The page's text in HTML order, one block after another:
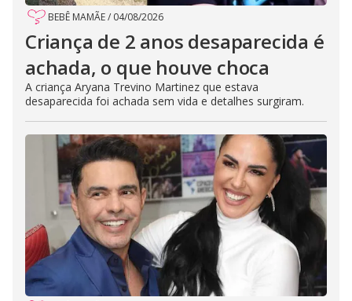
BEBÊ MAMÃE/ 04/08/2026
Criança de 2 anos desaparecida é
achada, o que houve choca
A criança Aryana Trevino Martinez que estava
desaparecida foi achada sem vida e detalhes surgiram.